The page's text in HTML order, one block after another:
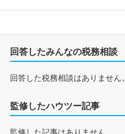
回答したみんなの税務相談
回答した税務相談はありません。
監修したハウツー記事
監修した記事はありません。